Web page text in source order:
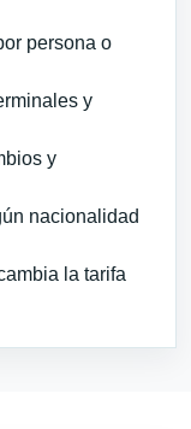
persona o
y
y
nacionalidad
la tarifa